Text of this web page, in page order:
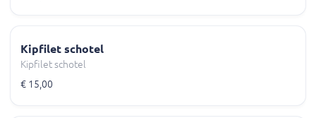
Kipfilet schotel
Kipfilet schotel
€ 15,00